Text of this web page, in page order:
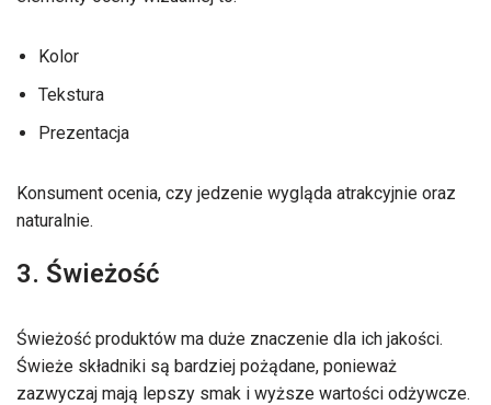
Kolor
Tekstura
Prezentacja
Konsument ocenia, czy jedzenie wygląda atrakcyjnie oraz
naturalnie.
3. Świeżość
Świeżość produktów ma duże znaczenie dla ich jakości.
Świeże składniki są bardziej pożądane, ponieważ
zazwyczaj mają lepszy smak i wyższe wartości odżywcze.